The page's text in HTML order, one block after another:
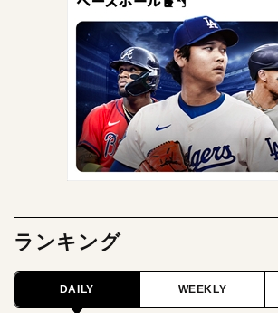
ランキング
DAILY WEEKLY